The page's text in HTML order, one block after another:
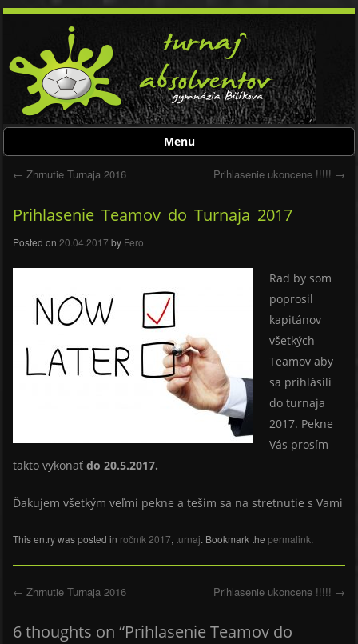
Menu
Skip to content
Post navigation
← Zhrnutie Turnaja 2016 Prihlasenie ukoncene !!!!! →
Prihlasenie Teamov do Turnaja 2017
Posted on 20.04.2017 by Fero
Rad by som
poprosil
kapitánov
všetkých
Teamov aby
sa prihlásili
do turnaja
2017. Pekne
Vás prosím
takto vykonať do 20.5.2017.
Ďakujem všetkým veľmi pekne a tešim sa na stretnutie s Vami
This entry was posted in ročník 2017, turnaj. Bookmark the permalink.
Post navigation
← Zhrnutie Turnaja 2016 Prihlasenie ukoncene !!!!! →
6 thoughts on “Prihlasenie Teamov do